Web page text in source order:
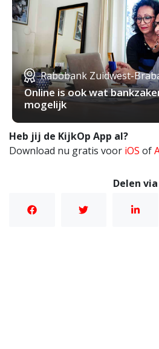
Rabobank Zuidwest-
Online is ook wat
mogelijk
Heb jij de KijkOp App al?
Download nu gratis voor iOS of
Delen via